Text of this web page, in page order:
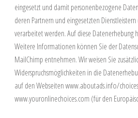
eingesetzt und damit personenbezogene
deren Partnern und eingesetzten
verarbeitet werden. Auf diese Datenerhebung
Weitere Informationen können Sie der
MailChimp entnehmen. Wir weisen Sie
Widerspruchsmöglichkeiten in die
auf den Webseitenwww.aboutads.info/
www.youronlinechoices.com (für den